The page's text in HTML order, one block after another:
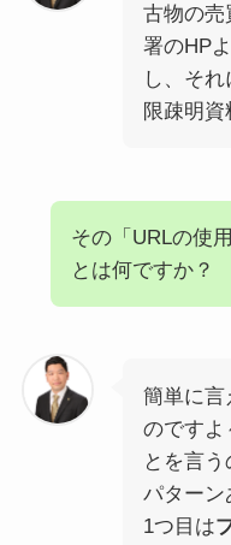
古物の売
署のHP
し、そ
限疎明資
その「URLの使
とは何ですか？
簡単に言
のですよ
とを言
パターン
1つ目は